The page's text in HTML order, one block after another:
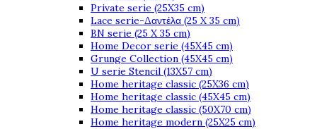
Private serie (25X35 cm)
Lace serie-Δαντέλα (25 X 35 cm)
BN serie (25 X 35 cm)
Home Decor serie (45X45 cm)
Grunge Collection (45X45 cm)
U serie Stencil (13X57 cm)
Home heritage classic (25X36 cm)
Home heritage classic (45X45 cm)
Home heritage classic (50X70 cm)
Home heritage modern (25X25 cm)